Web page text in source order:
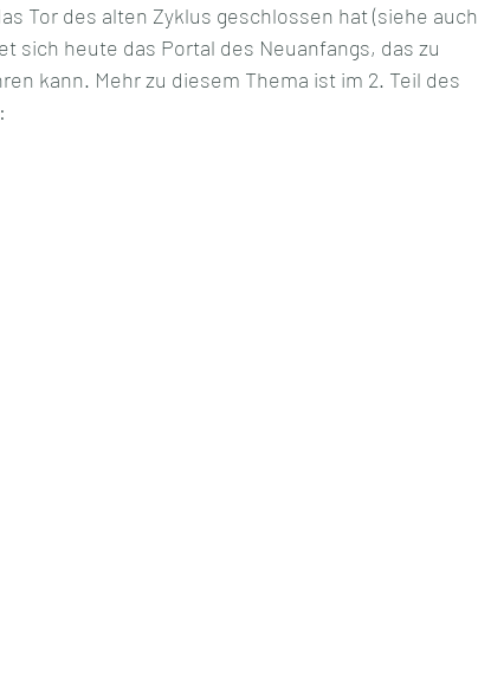
Tor des alten Zyklus geschlossen hat (siehe auch
sich heute das Portal des Neuanfangs, das zu
kann. Mehr zu diesem Thema ist im 2. Teil des